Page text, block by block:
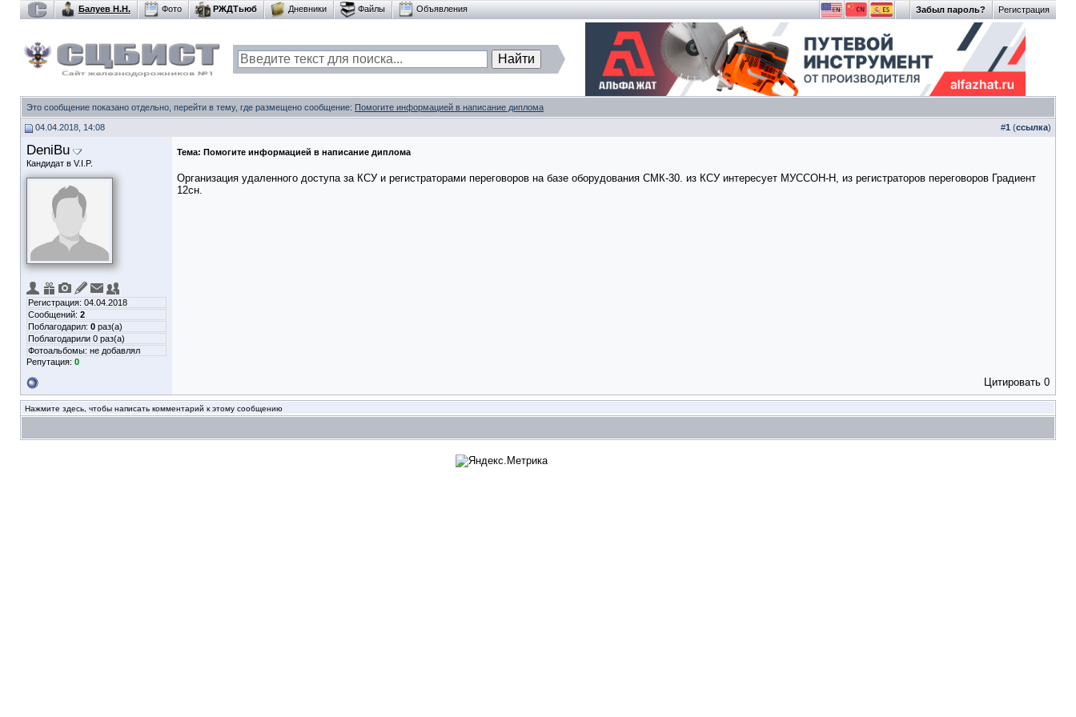
Регистрация
Забыл пароль?
Балуев Н.Н. Фото РЖДТьюб Дневники Файлы Объявления
Это сообщение показано отдельно, перейти в тему, где размещено сообщение: Помогите информацией в написание диплома
04.04.2018, 14:08 #1 (ссылка)
DeniBu
Кандидат в V.I.P.
Регистрация: 04.04.2018
Сообщений: 2
Поблагодарил: 0 раз(а)
Поблагодарили 0 раз(а)
Фотоальбомы: не добавлял
Репутация: 0
Тема: Помогите информацией в написание диплома
Организация удаленного доступа за КСУ и регистраторами переговоров на базе оборудования СМК-30. из КСУ интересует МУССОН-Н, из регистраторов переговоров Градиент
12сн.
Цитировать 0
Нажмите здесь, чтобы написать комментарий к этому сообщению